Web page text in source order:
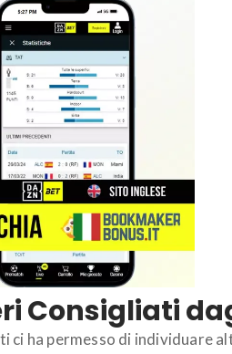
Consigliati
ci ha permesso di